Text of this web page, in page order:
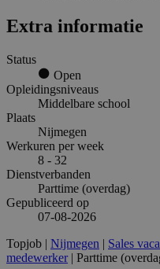
Extra informatie
Status
Open
Opleidingsniveaus
Middelbare school
Plaats
Nijmegen
Werkuren per week
8 - 32
Dienstverbanden
Parttime (overdag)
Gepubliceerd op
07-08-2026
Topjob | Nijmegen | Sales
medewerker| Parttime